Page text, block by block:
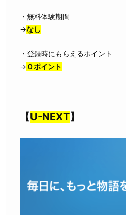
・無料体験期間
→なし
・登録時にもらえるポイント
→ ０ポイント
【U-NEXT】